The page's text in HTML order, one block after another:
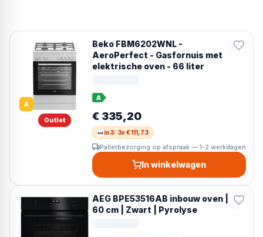
A
Outlet
Beko FBM6202WNL -
AeroPerfect - Gasfornuis met
elektrische oven - 66 liter
A
€ 335,20
in3: 3x € 111,73
Palletbezorging op afspraak — 1-2 werkdagen
In winkelwagen
AEG BPE53516AB inbouw oven |
60 cm | Zwart | Pyrolyse